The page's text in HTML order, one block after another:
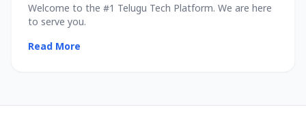
Welcome to the #1 Telugu Tech Platform. We are here
to serve you.
Read More